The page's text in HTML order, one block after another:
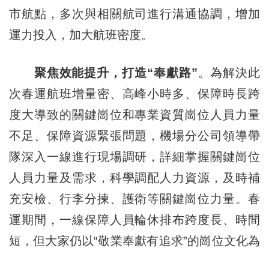
市航點，多次與相關航司進行溝通協調，增加
運力投入，加大航班密度。
聚焦效能提升，打造“奉獻路”。為解決此
次春運航班增量密、高峰小時多、保障時長跨
度大導致的關鍵崗位和專業資質崗位人員力量
不足、保障資源緊張問題，機場分公司領導帶
隊深入一線進行現場調研，詳細掌握關鍵崗位
人員力量及需求，科學調配人力資源，及時補
充安檢、行李分揀、護衛等關鍵崗位力量。春
運期間，一線保障人員輪休排布跨度長、時間
短，但大家仍以“敬業奉獻有追求”的崗位文化為